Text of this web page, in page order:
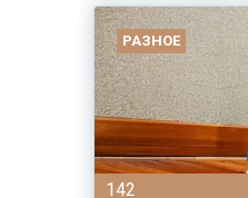
РАЗНОЕ
142